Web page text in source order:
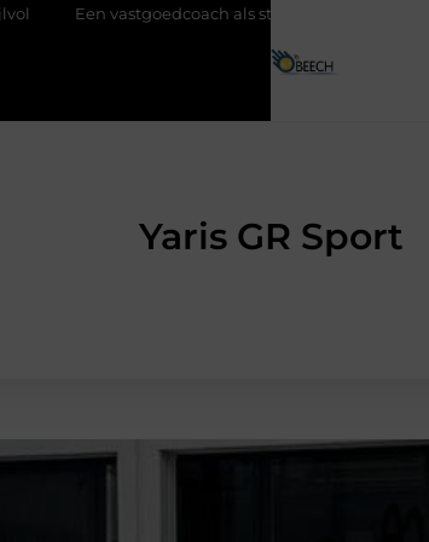
als start van een succesvolle verkoop
Yaris GR Sport